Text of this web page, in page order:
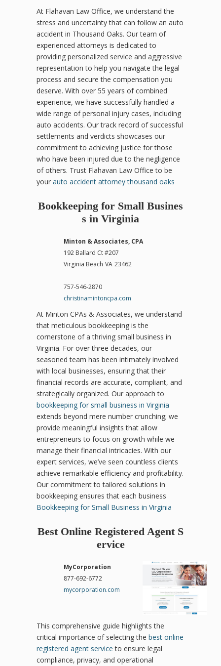
At Flahavan Law Office, we understand the
stress and uncertainty that can follow an auto
accident in Thousand Oaks. Our team of
experienced attorneys is dedicated to
providing personalized service and aggressive
representation to help you navigate the legal
process and secure the compensation you
deserve. With over 55 years of combined
experience, we have successfully handled a
wide range of personal injury cases, including
auto accidents. Our track record of successful
settlements and verdicts showcases our
commitment to achieving justice for those
who have been injured due to the negligence
of others. Trust Flahavan Law Office to be
your auto accident attorney thousand oaks
Bookkeeping for Small Busines
s in Virginia
Minton & Associates, CPA
192 Ballard Ct #207
Virginia Beach VA 23462
757-546-2870
christinamintoncpa.com
At Minton CPAs & Associates, we understand
that meticulous bookkeeping is the
cornerstone of a thriving small business in
Virginia. For over three decades, our
seasoned team has been intimately involved
with local businesses, ensuring that their
financial records are accurate, compliant, and
strategically organized. Our approach to
bookkeeping for small business in Virginia
extends beyond mere number crunching; we
provide meaningful insights that allow
entrepreneurs to focus on growth while we
manage their financial intricacies. With our
expert services, we’ve seen countless clients
achieve remarkable efficiency and profitability.
Our commitment to tailored solutions in
bookkeeping ensures that each business
Bookkeeping for Small Business in Virginia
Best Online Registered Agent S
ervice
MyCorporation
877-692-6772
mycorporation.com
This comprehensive guide highlights the
critical importance of selecting the best online
registered agent service to ensure legal
compliance, privacy, and operational